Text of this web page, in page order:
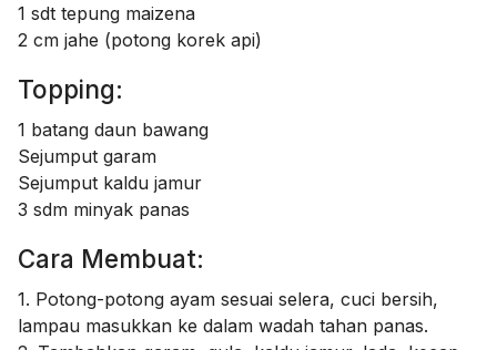
1 sdt tepung maizena
2 cm jahe (potong korek api)
Topping:
1 batang daun bawang
Sejumput garam
Sejumput kaldu jamur
3 sdm minyak panas
Cara Membuat:
1. Potong-potong ayam sesuai selera, cuci bersih,
lampau masukkan ke dalam wadah tahan panas.